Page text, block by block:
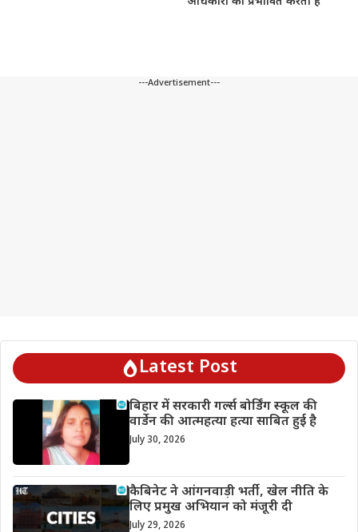
---Advertisement---
Latest Post
बिहार में सरकारी गर्ल्स बोर्डिंग स्कूल की
वार्डेन की आत्महत्या हत्या साबित हुई है
July 30, 2026
कैबिनेट ने आंगनवाड़ी भर्ती, खेल नीति के
लिए प्रमुख अभियान को मंजूरी दी
July 29, 2026